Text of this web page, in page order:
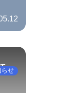
らせ